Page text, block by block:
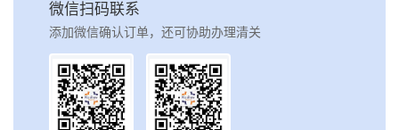
微信扫码联系
添加微信确认订单，还可协助办理清关